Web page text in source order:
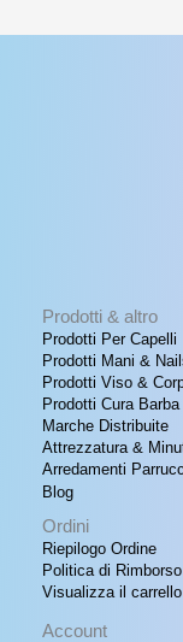
Prodotti & altro
Prodotti Per Capelli
Prodotti Mani &
Prodotti Viso &
Prodotti Cura Barba
Marche Distribuite
Attrezzatura &
Arredamenti
Blog
Ordini
Riepilogo Ordine
Politica di
Visualizza il carrello
Account